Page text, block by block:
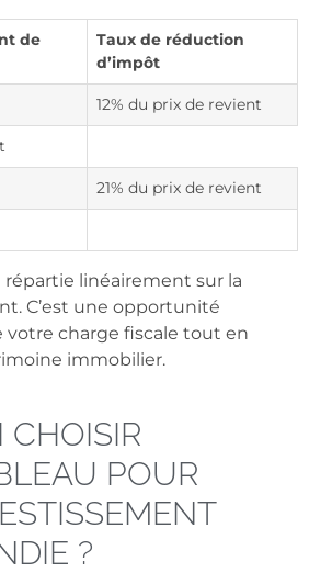
de
Taux de réduction
d’impôt
12% du prix de revient
21% du prix de revient
linéairement sur la
C’est une opportunité
charge fiscale tout en
immobilier.
CHOISIR
POUR
?